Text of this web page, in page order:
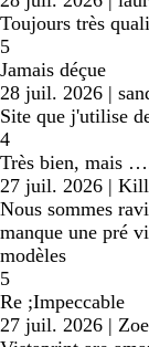
Toujours très
5
Jamais déçue
28 juil. 2026 |
Site que j'utilise
4
Très bien, mais
27 juil. 2026 |
Nous sommes
manque une pré
modèles
5
Re ;Impeccable
27 juil. 2026 |